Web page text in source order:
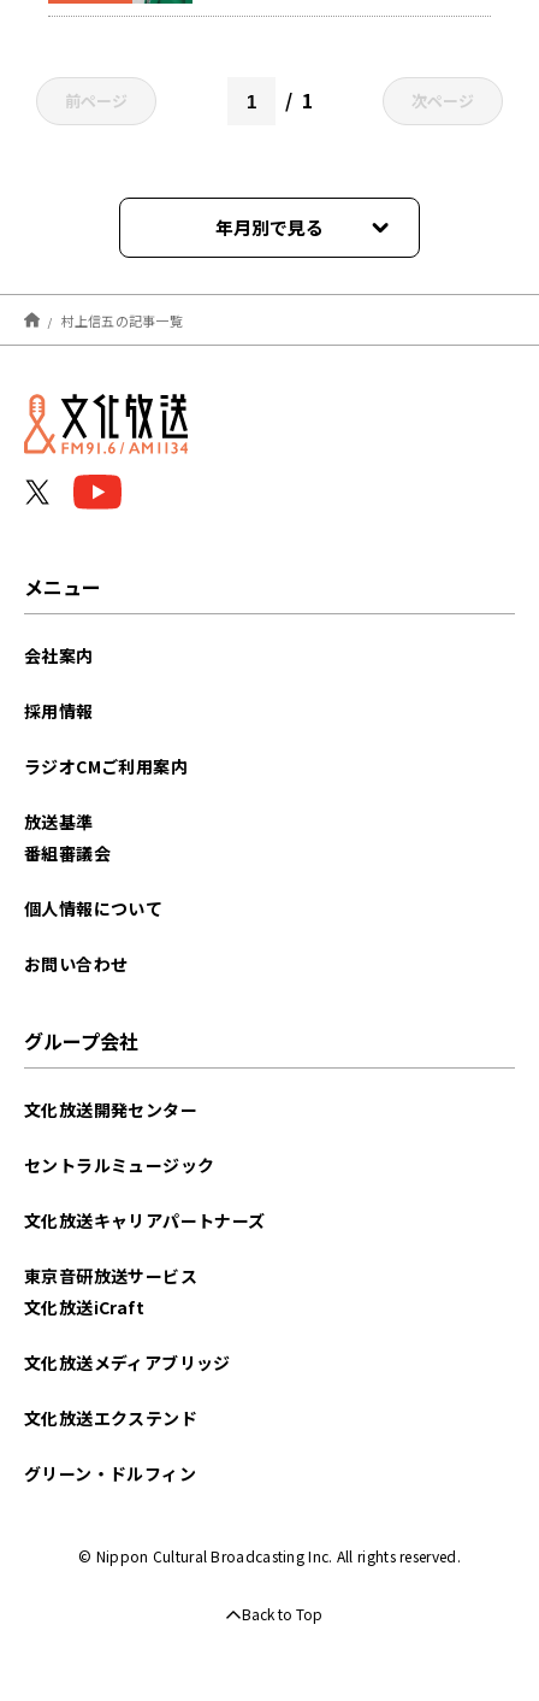
前ページ 1 次ページ
年月別で見る
2026年06月
2026年05月
2026年04月
2025年07月
2025年04月
2024年11月
2024年10月
2024年09月
村上信五の記事一覧
メニュー
会社案内
採用情報
ラジオCMご利用案内
放送基準
番組審議会
個人情報について
お問い合わせ
グループ会社
文化放送開発センター
セントラルミュージック
文化放送キャリアパートナーズ
東京音研放送サービス
文化放送iCraft
文化放送メディアブリッジ
文化放送エクステンド
グリーン・ドルフィン
© Nippon Cultural Broadcasting Inc. All rights reserved.
Back to Top